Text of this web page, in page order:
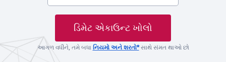
ડિમેટ એકાઉન્ટ ખોલો
આગળ વધીને, તમે બધા નિયમો અને શરતો*સાથે સંમત થાઓ છો